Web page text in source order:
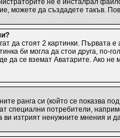
не е инсталрал
можете да създадете такъв.
да стоят 2 картинки. Първата
би могла да стои друга,
да се вземат Аватарите. Ако
ранга си (който се показва
специални потребители,
изтрият ненужните мнения и